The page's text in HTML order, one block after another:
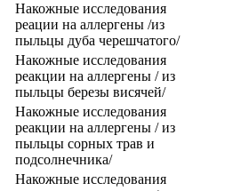
Накожные исследования
реации на аллергены /из
пыльцы дуба черешчатого/
Накожные исследования
реакции на аллергены / из
пыльцы березы висячей/
Накожные исследования
реакции на аллергены / из
пыльцы сорных трав и
подсолнечника/
Накожные исследования